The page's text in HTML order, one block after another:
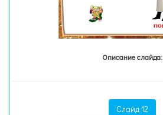
Описание слайда:
Слайд 12